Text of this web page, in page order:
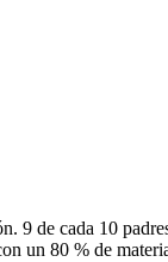
9 de cada 10
un 80 % de